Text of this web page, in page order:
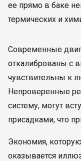
ее прямо в баке
термических и
Современные
откалиброваны с
чувствительны к
Непроверенные
систему, могут
присадками, что
Экономия,
оказывается